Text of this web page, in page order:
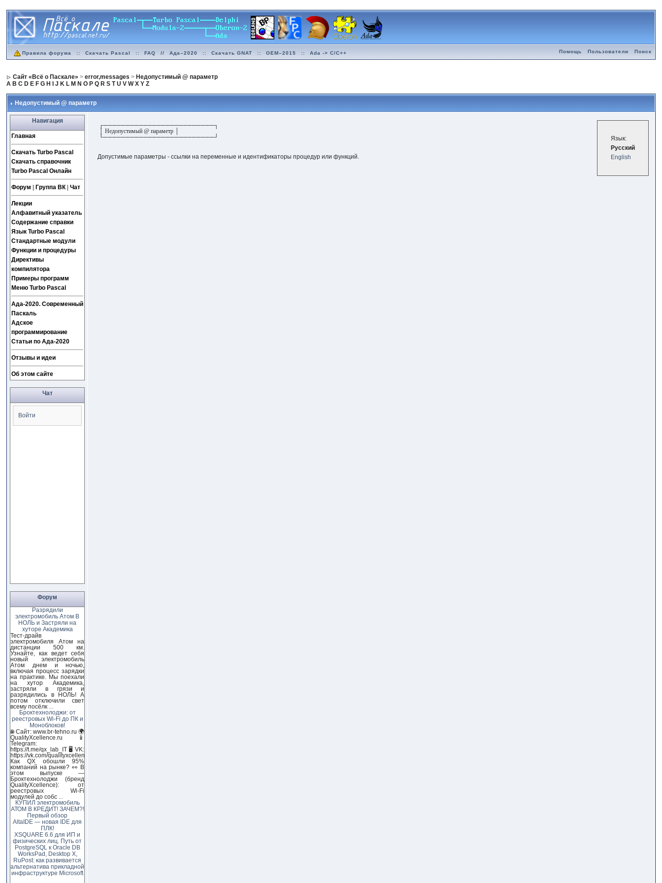
Правила форума :: Скачать Pascal :: FAQ // Ада–2020 :: Скачать GNAT :: OEM–2015 :: Ada -> C/C++ Помощь Пользователи Поиск
Сайт «Всё о Паскале» >error,messages > Недопустимый @ параметр
A B C D E F G H J K L M N O P Q R S T U V W X Y Z
Недопустимый @ параметр
Навигация
Главная
Скачать Turbo Pascal
Скачать справочник
Turbo Pascal Онлайн
Форум Группа ВК|Чат
Лекции
Алфавитный указатель
Содержание справки
Язык Turbo Pascal
Стандартные модули
Функции и процедуры
Директивы
компилятора
Примеры программ
Меню Turbo Pascal
Ада-2020. Современный
Паскаль
Адское
программирование
Статьи по Ада-2020
Отзывы и идеи
Об этом сайте
Чат
Войти
Форум
Разрядили
электромобиль Атом В
НОЛЬ и Застряли на
хуторе Академика
Тест-драйв
электромобиля Атом на
дистанции 500 км.
Узнайте, как ведет себя
новый электромобиль
Атом днем и ночью,
включая процесс зарядки
на практике. Мы поехали
на хутор Академика,
застряли в грязи и
разрядились в НОЛЬ! А
потом отключили свет
всему посёлк
Броктехнолоджи: от
реестровых Wi-Fi до ПК и
Моноблоков!
🌐 Сайт: www.br-tehno.ru 🌍
QualityXcellence.ru 📱
Telegram:
https://t.me/qx_lab_IT 🖥 VK:
https://vk.com/qualityxcellenc
Как QX обошли 95%
компаний на рынке? 👀 В
этом выпуске —
Броктехнолоджи (бренд
QualityXcellence): от
реестровых Wi-Fi
модулей до собс
КУПИЛ электромобиль
АТОМ В КРЕДИТ! ЗАЧЕМ?!
Первый обзор
AltaIDE — новая IDE для
ПЛК!
XSQUARE 6.6 для ИП и
физических лиц. Путь от
PostgreSQL к Oracle DB
WorksPad, Desktop X,
RuPost: как развивается
альтернатива прикладной
инфраструктуре Microsoft
Язык:
Русский
English
┌─────────────────────────┐
│ Недопустимый @ параметр │
└─────────────────────────┘
Допустимые параметры - ссылки на переменные и идентификаторы процедур или функций.